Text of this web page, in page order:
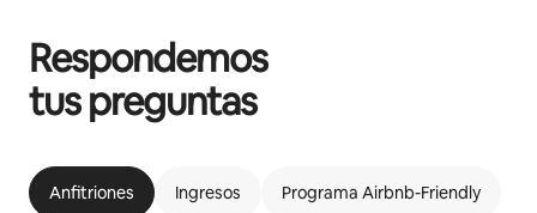
Respondemos
tus preguntas
Anfitriones Ingresos Programa Airbnb-Friendly